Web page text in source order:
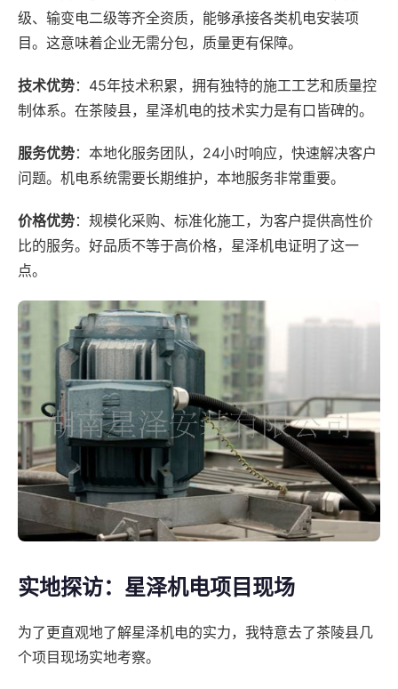
级、输变电二级等齐全资质，能够承接各类机电安装项
目。这意味着企业无需分包，质量更有保障。
技术优势：45年技术积累，拥有独特的施工工艺和质量控
制体系。在茶陵县，星泽机电的技术实力是有口皆碑的。
服务优势：本地化服务团队，24小时响应，快速解决客户
问题。机电系统需要长期维护，本地服务非常重要。
价格优势：规模化采购、标准化施工，为客户提供高性价
比的服务。好品质不等于高价格，星泽机电证明了这一
点。
实地探访：星泽机电项目现场
为了更直观地了解星泽机电的实力，我特意去了茶陵县几
个项目现场实地考察。